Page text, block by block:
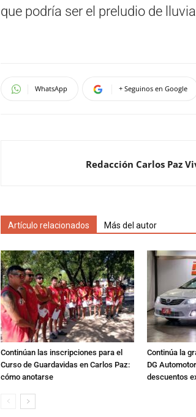
que podría ser el preludio de
WhatsApp + Seguinos en Google
Redacción Carlos Paz
Artículo relacionados Más del autor
Continúan las inscripciones para el
Curso de Guardavidas en Carlos Paz:
cómo anotarse
Continúa la
DG
descuentos